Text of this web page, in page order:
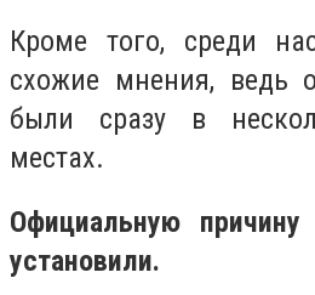
Кроме того, среди
схожие мнения, ведь
были сразу в
местах.
Официальную
установили.